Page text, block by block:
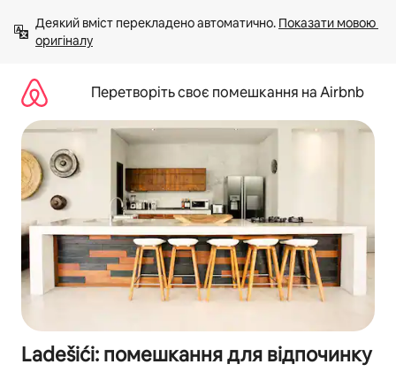
вмісту
Деякий вміст перекладено автоматично. Показати мовою
оригіналу
Перетворіть своє помешкання на Airbnb
Ladešići: помешкання для відпочинку